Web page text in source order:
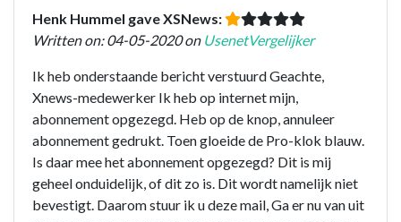
Henk Hummel gave XSNews:
Written on: 04-05-2020 on UsenetVergelijker
Ik heb onderstaande bericht verstuurd Geachte,
Xnews-medewerker Ik heb op internet mijn,
abonnement opgezegd. Heb op de knop, annuleer
abonnement gedrukt. Toen gloeide de Pro-klok blauw.
Is daar mee het abonnement opgezegd? Dit is mij
geheel onduidelijk, of dit zo is. Dit wordt namelijk niet
bevestigt. Daarom stuur ik u deze mail, Ga er nu van uit